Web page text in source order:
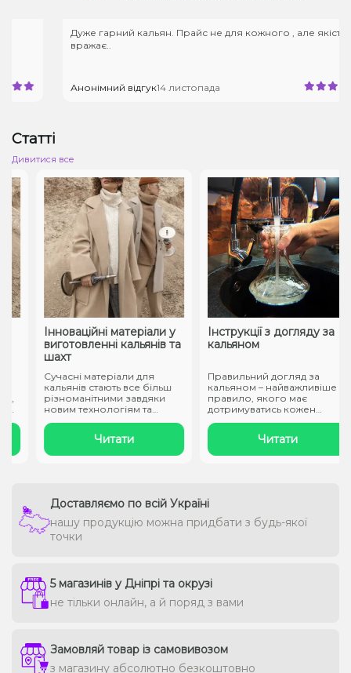
Дуже гарний кальян. Прайс не для кожного , але якість
вражає..
Анонімний відгук14 листопада
Статті
Дивитися все
Інноваційні матеріали у
виготовленні кальянів та
шахт
Сучасні матеріали для
кальянів стають все більш
різноманітними завдяки
новим технологіям та
Читати
Інструкції з догляду за
кальяном
Правильний догляд за
кальяном – найважливіше
правило, якого має
дотримуватись кожен
Читати
Доставляємо по всій Україні
нашу продукцію можна придбати з будь-якої
точки
5 магазинів у Дніпрі та окрузі
не тільки онлайн, а й поряд з вами
Замовляй товар із самовивозом
з магазину абсолютно безкоштовно